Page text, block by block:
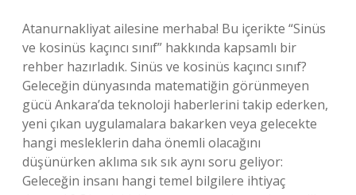
Atanurnakliyat ailesine merhaba! Bu içerikte “Sinüs
ve kosinüs kaçıncı sınıf” hakkında kapsamlı bir
rehber hazırladık. Sinüs ve kosinüs kaçıncı sınıf?
Geleceğin dünyasında matematiğin görünmeyen
gücü Ankara’da teknoloji haberlerini takip ederken,
yeni çıkan uygulamalara bakarken veya gelecekte
hangi mesleklerin daha önemli olacağını
düşünürken aklıma sık sık aynı soru geliyor:
Geleceğin insanı hangi temel bilgilere ihtiyaç